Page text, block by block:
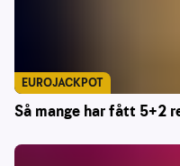
Så mange har fått 5+2
EUROJACKPOT